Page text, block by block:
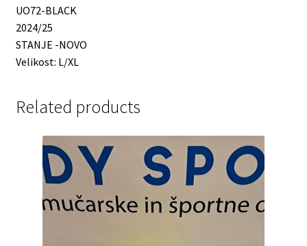
UO72-BLACK
2024/25
STANJE -NOVO
Velikost: L/XL
Related products